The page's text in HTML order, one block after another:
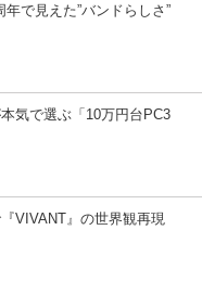
で見えた”バンドらしさ”
気で選ぶ「10万円台PC3
VIVANT』の世界観再現